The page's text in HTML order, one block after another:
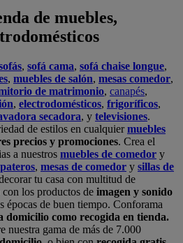
de muebles,
, sofá cama, sofá chaise longue,
, muebles de salón, mesas comedor,
de matrimonio, canapés,
, electrodomésticos, frigoríficos,
secadora, y televisiones.
de estilos en cualquiermuebles
precios y promociones. Crea el
a nuestros muebles de comedor y
, mesas de comedor y sillas de
tu casa con multitud de
los productos de imagen y sonido
épocas de buen tiempo. Conforama
domicilio como recogida en tienda.
nuestra gama de más de 7.000